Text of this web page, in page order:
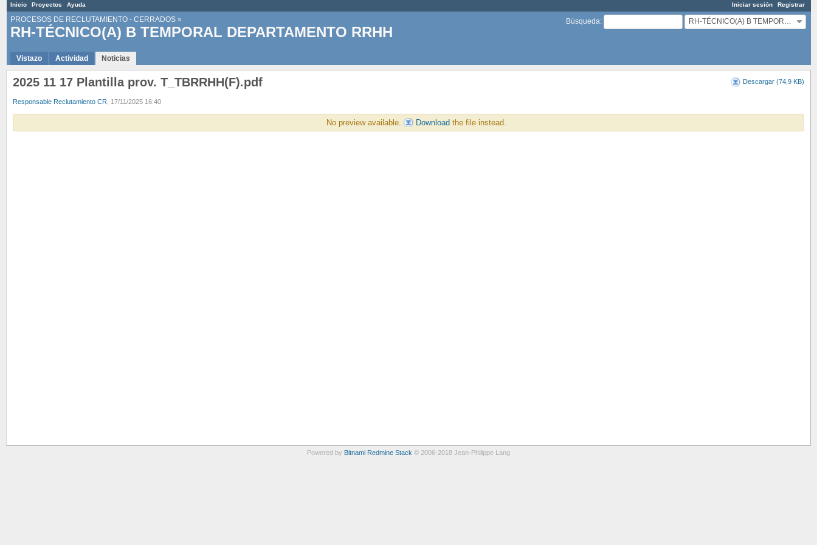
Iniciar sesión Registrar
Inicio Proyectos Ayuda
Búsqueda: RH-TÉCNICO(A) B TEMPORAL DEPARTAMENTO RRHH
PROCESOS DE RECLUTAMIENTO - CERRADOS »
RH-TÉCNICO(A) B TEMPORAL DEPARTAMENTO RRHH
Vistazo Actividad Noticias
Descargar (74,9 KB)
2025 11 17 Plantilla prov. T_TBRRHH(F).pdf
Responsable Reclutamiento CR , 17/11/2025 16:40
No preview available. Download the file instead.
Powered by Bitnami Redmine Stack © 2006-2018 Jean-Philippe Lang